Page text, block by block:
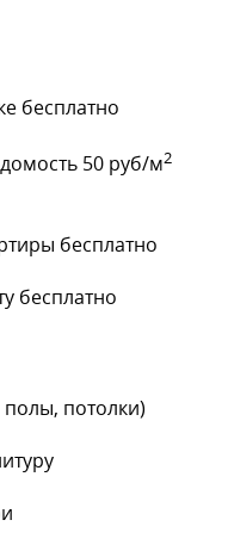
бесплатно
50 руб/м2
бесплатно
бесплатно
полы, потолки)